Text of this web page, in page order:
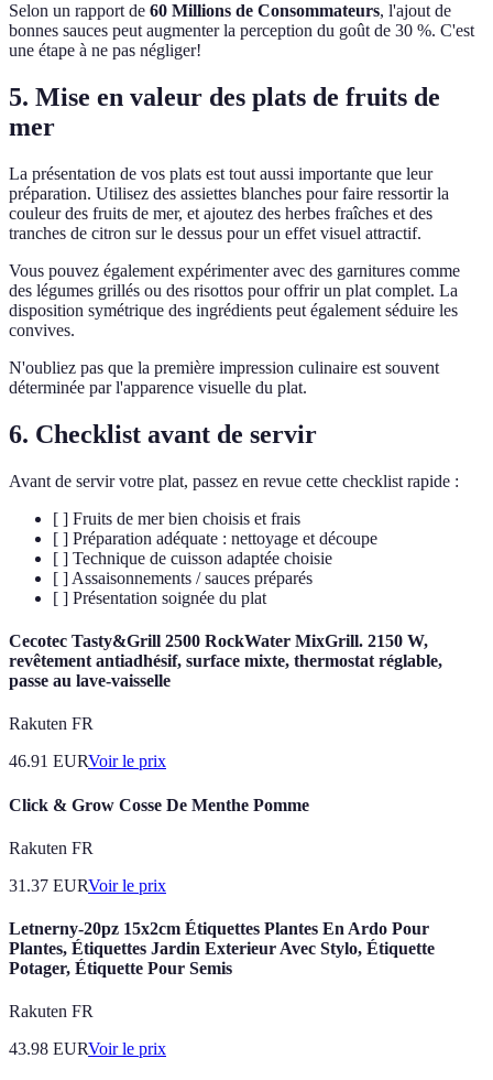
Selon un rapport de 60 Millions de Consommateurs, l'ajout de
bonnes sauces peut augmenter la perception du goût de 30 %. C'est
une étape à ne pas négliger!
5. Mise en valeur des plats de fruits de
mer
La présentation de vos plats est tout aussi importante que leur
préparation. Utilisez des assiettes blanches pour faire ressortir la
couleur des fruits de mer, et ajoutez des herbes fraîches et des
tranches de citron sur le dessus pour un effet visuel attractif.
Vous pouvez également expérimenter avec des garnitures comme
des légumes grillés ou des risottos pour offrir un plat complet. La
disposition symétrique des ingrédients peut également séduire les
convives.
N'oubliez pas que la première impression culinaire est souvent
déterminée par l'apparence visuelle du plat.
6. Checklist avant de servir
Avant de servir votre plat, passez en revue cette checklist rapide :
[ ] Fruits de mer bien choisis et frais
[ ] Préparation adéquate : nettoyage et découpe
[ ] Technique de cuisson adaptée choisie
[ ] Assaisonnements / sauces préparés
[ ] Présentation soignée du plat
Cecotec Tasty&Grill 2500 RockWater MixGrill. 2150 W,
revêtement antiadhésif, surface mixte, thermostat réglable,
passe au lave-vaisselle
Rakuten FR
46.91 EURVoir le prix
Click & Grow Cosse De Menthe Pomme
Rakuten FR
31.37 EURVoir le prix
Letnerny-20pz 15x2cm Étiquettes Plantes En Ardo Pour
Plantes, Étiquettes Jardin Exterieur Avec Stylo, Étiquette
Potager, Étiquette Pour Semis
Rakuten FR
43.98 EURVoir le prix